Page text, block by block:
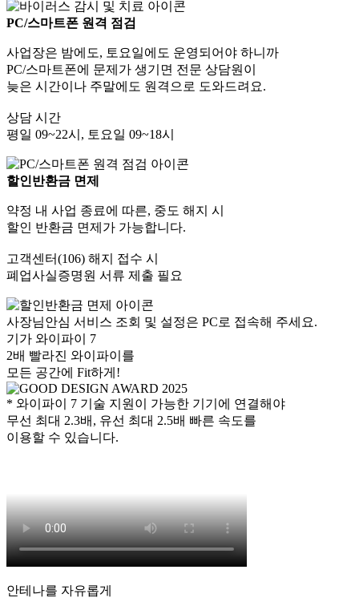
PC/스마트폰 원격 점검
사업장은 밤에도, 토요일에도 운영되어야 하니까
PC/스마트폰에 문제가 생기면 전문 상담원이
늦은 시간이나 주말에도 원격으로 도와드려요.
상담 시간
평일 09~22시, 토요일 09~18시
할인반환금 면제
약정 내 사업 종료에 따른, 중도 해지 시
할인 반환금 면제가 가능합니다.
고객센터(106) 해지 접수 시
폐업사실증명원 서류 제출 필요
사장님안심 서비스 조회 및 설정은 PC로 접속해 주세요.
기가 와이파이 7
2배 빨라진 와이파이를
모든 공간에 Fit하게!
* 와이파이 7 기술 지원이 가능한 기기에 연결해야
무선 최대 2.3배, 유선 최대 2.5배 빠른 속도를
이용할 수 있습니다.
안테나를 자유롭게